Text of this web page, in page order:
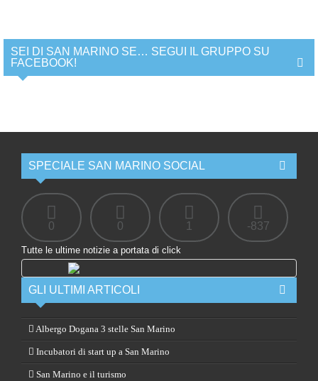
SEI DI SAN MARINO SE… SEGUI IL GRUPPO SU
FACEBOOK!
SPECIALE SAN MARINO SOCIAL
0 0 1 -837
Tutte le ultime notizie a portata di click
GLI ULTIMI ARTICOLI
Albergo Dogana 3 stelle San Marino
Incubatori di start up a San Marino
San Marino e il turismo